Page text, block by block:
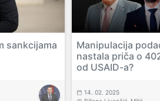
sankcijama
Manipulacija
nastala priča o
od USAID-a?
14. 02. 2025